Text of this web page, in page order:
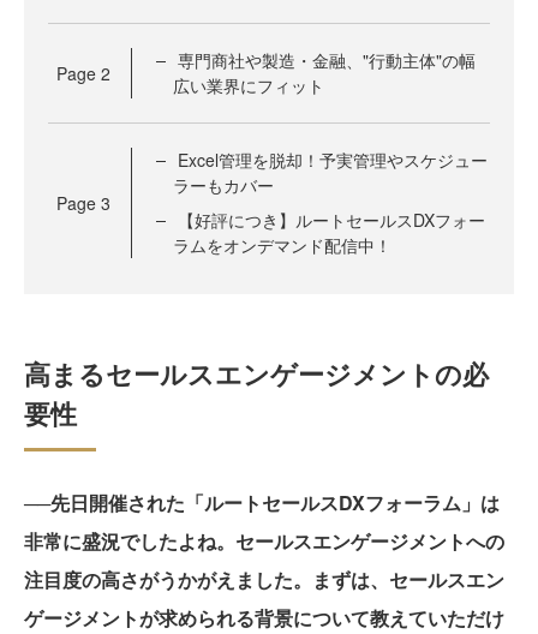
Page 2
専門商社や製造・金融、"行動主体"の幅
広い業界にフィット
Page 3
Excel管理を脱却！予実管理やスケジュー
ラーもカバー
【好評につき】ルートセールスDXフォー
ラムをオンデマンド配信中！
高まるセールスエンゲージメントの必
要性
──先日開催された「ルートセールスDXフォーラム」は
非常に盛況でしたよね。セールスエンゲージメントへの
注目度の高さがうかがえました。まずは、セールスエン
ゲージメントが求められる背景について教えていただけ